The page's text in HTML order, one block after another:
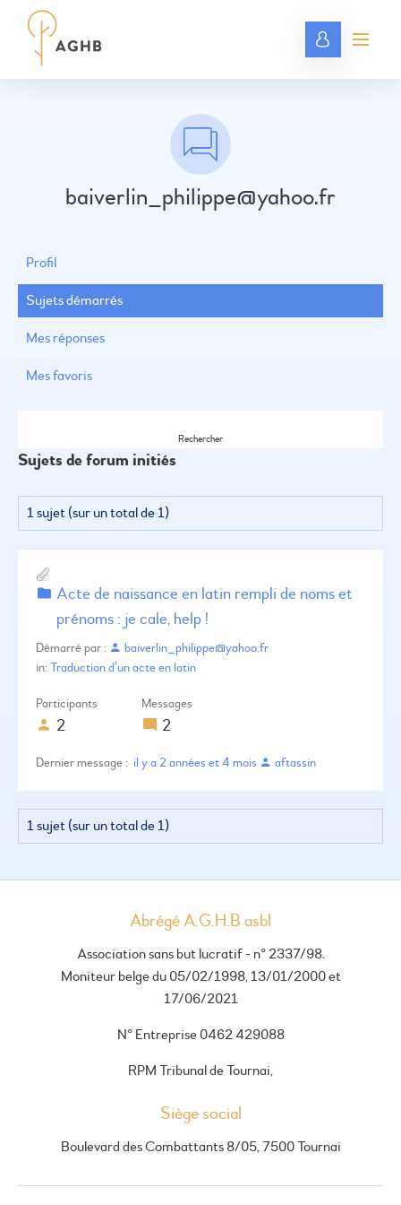
baiverlin_philippe@yahoo.fr
Profil
Sujets démarrés
Mes réponses
Mes favoris
Sujets de forum initiés
1 sujet (sur un total de 1)
Acte de naissance en latin rempli de noms et
prénoms : je cale, help !
Démarré par :
baiverlin_philippe@yahoo.fr
in: Traduction d’un acte en latin
Participants
2
Messages
2
il y a 2 années et 4 mois aftassin
1 sujet (sur un total de 1)
Abrégé A.G.H.B asbl
Association sans but lucratif - n° 2337/98.
Moniteur belge du 05/02/1998, 13/01/2000 et
17/06/2021
N° Entreprise 0462 429088
RPM Tribunal de Tournai,
Siège social
Boulevard des Combattants 8/05, 7500 Tournai